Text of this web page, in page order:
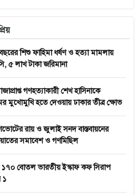
শিশু ফাহিমা ধর্ষণ ও হত্যা মামলায়
৫ লাখ টাকা জরিমানা
গণহত্যাকারী শেখ হাসিনাকে
মুখোমুখি হতে দেওয়ায় ঢাকার তীব্র ক্ষোভ
রায় ও জুলাই সনদ বাস্তবায়নের
সমাবেশ ও গণমিছিল
১৭০ বোতল ভারতীয় ইস্কাফ কফ সিরাপ
১